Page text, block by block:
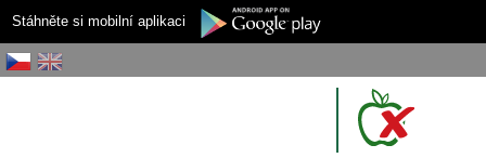
Stáhněte si mobilní aplikaci